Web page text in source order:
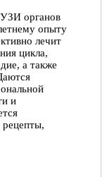
органов
опыту
лечит
цикла,
а также
и
рецепты,